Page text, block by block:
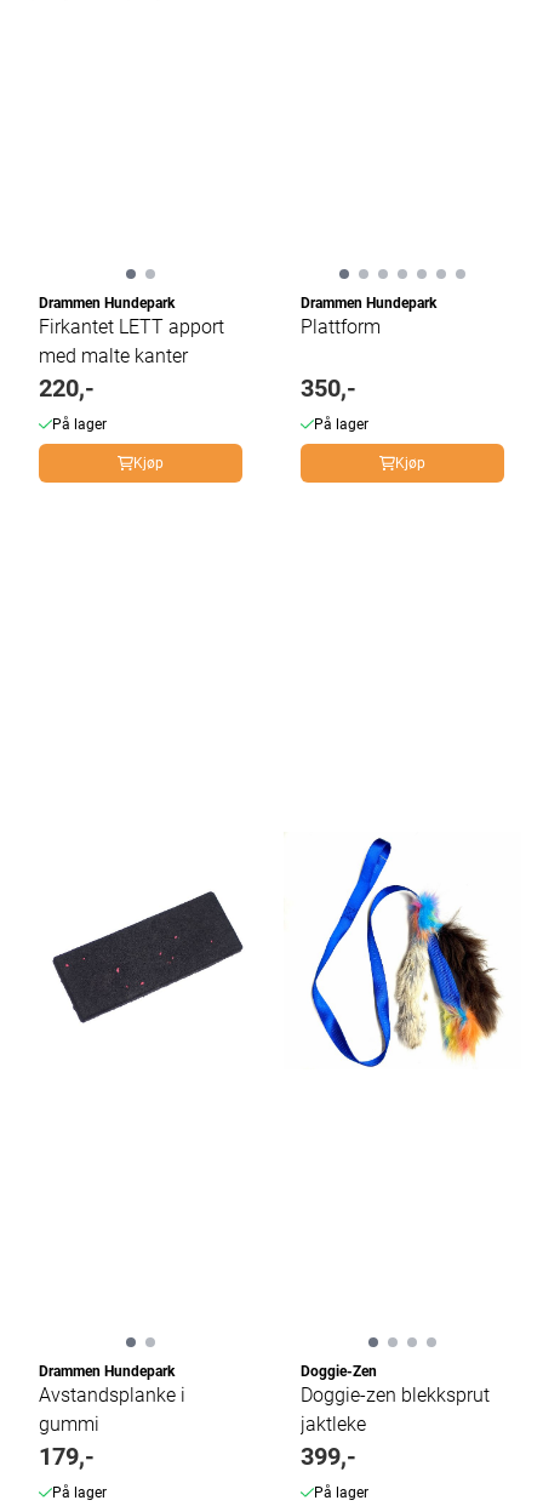
Drammen Hundepark
Firkantet LETT apport
med malte kanter
220,-
På lager
Kjøp
Drammen Hundepark
Plattform
350,-
På lager
Kjøp
Drammen Hundepark
Avstandsplanke i
gummi
179,-
På lager
Doggie-Zen
Doggie-zen blekksprut
jaktleke
399,-
På lager